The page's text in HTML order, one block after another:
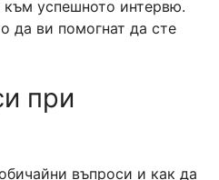
към успешното интервю.
да ви помогнат да сте
при
въпроси и как да